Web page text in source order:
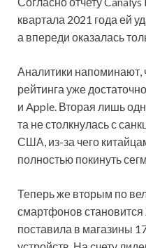
квартала 2021 года ей
а впереди оказалась
Аналитики напоминают,
рейтинга уже
и Apple. Вторая лишь
та не столкнулась с
США, из-за чего
полностью покинуть
Теперь же вторым по
смартфонов
поставила в магазины